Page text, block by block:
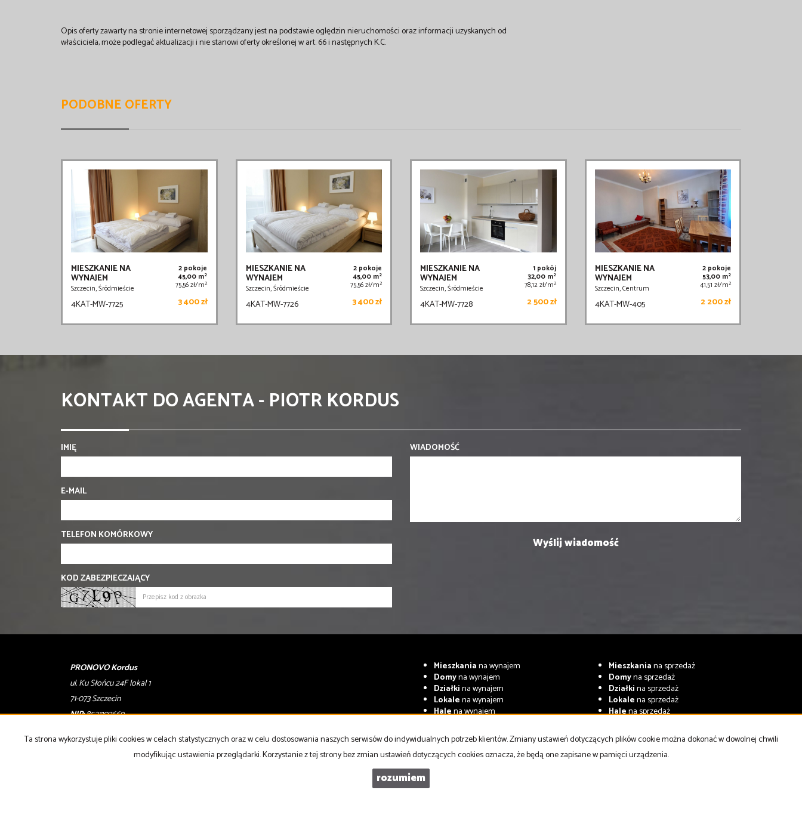
Opis oferty zawarty na stronie internetowej sporządzany jest na podstawie oględzin nieruchomości oraz informacji uzyskanych od
właściciela, może podlegać aktualizacji i nie stanowi oferty określonej w art. 66 i następnych K.C.
PODOBNE OFERTY
MIESZKANIE NA
WYNAJEM
Szczecin, Śródmieście
2 pokoje
45,00 m2
75,56 zł/m2
4KAT-MW-7725 3 400 zł
MIESZKANIE NA
WYNAJEM
Szczecin, Śródmieście
2 pokoje
45,00 m2
75,56 zł/m2
4KAT-MW-7726 3 400 zł
MIESZKANIE NA
WYNAJEM
Szczecin, Śródmieście
1 pokój
32,00 m2
78,12 zł/m2
4KAT-MW-7728 2 500 zł
MIESZKANIE NA
WYNAJEM
Szczecin, Centrum
2 pokoje
53,00 m2
41,51 zł/m2
4KAT-MW-405 2 200 zł
KONTAKT DO AGENTA - PIOTR KORDUS
IMIĘ
E-MAIL
TELEFON KOMÓRKOWY
KOD ZABEZPIECZAJĄCY
WIADOMOŚĆ
PRONOVO Kordus
ul. Ku Słońcu 24F lokal 1
71-073 Szczecin
NIP: 8521103669
. +48 500 103 180
Mieszkaniana wynajem
Domyna wynajem
Działkina wynajem
Lokalena wynajem
Halena wynajem
Współpracujemy zadresowo.pl
Mieszkaniana sprzedaż
Domyna sprzedaż
Działkina sprzedaż
Lokalena sprzedaż
Halena sprzedaż
Ta strona wykorzystuje pliki cookies w celach statystycznych oraz w celu dostosowania naszych serwisów do indywidualnych potrzeb klientów. Zmiany ustawień dotyczących plików cookie można dokonać w dowolnej chwili
modyfikując ustawienia przeglądarki. Korzystanie z tej strony bez zmian ustawień dotyczących cookies oznacza, że będą one zapisane w pamięci urządzenia.
rozumiem